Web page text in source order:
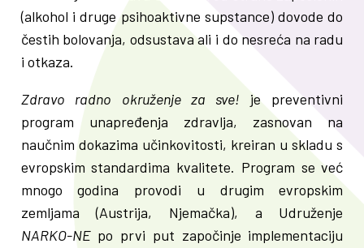
(alkohol i druge psihoaktivne supstance) dovode do
čestih bolovanja, odsustava ali i do nesreća na radu
i otkaza.
Zdravo radno okruženje za sve! je preventivni
program unapređenja zdravlja, zasnovan na
naučnim dokazima učinkovitosti, kreiran u skladu s
evropskim standardima kvalitete. Program se već
mnogo godina provodi u drugim evropskim
zemljama (Austrija, Njemačka), a Udruženje
NARKO-NEpo prvi put započinje implementaciju